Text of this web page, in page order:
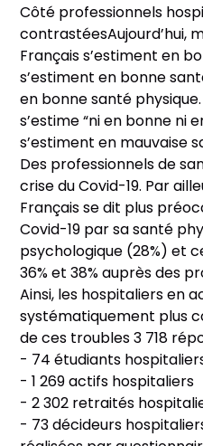
Côté professionnels
contrastéesAujourd’hui,
Français s’estiment en
s’estiment en bonne
en bonne santé
s’estime “ni en bonne ni
s’estiment en mauvaise
Des professionnels de
crise du Covid-19. Par
Français se dit plus
Covid-19 par sa santé
psychologique (28%) et
36% et 38% auprès des
Ainsi, les hospitaliers en
systématiquement plus
de ces troubles 3 718
- 74 étudiants
- 1 269 actifs hospitaliers
- 2 302 retraités
- 73 décideurs